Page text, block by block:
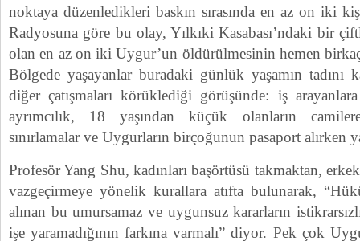
noktaya düzenledikleri baskın sırasında en az on iki
Radyosuna göre bu olay, Yılkıki Kasabası’ndaki bir
olan en az on iki Uygur’un öldürülmesinin hemen birkaç
Bölgede yaşayanlar buradaki günlük yaşamın tadını
diğer çatışmaları körüklediği görüşünde: iş
ayrımcılık, 18 yaşından küçük olanların
sınırlamalar ve Uygurların birçoğunun pasaport alırken
Profesör Yang Shu, kadınları başörtüsü takmaktan,
vazgeçirmeye yönelik kurallara atıfta bulunarak,
alınan bu umursamaz ve uygunsuz kararların
işe yaramadığının farkına varmalı” diyor. Pek çok